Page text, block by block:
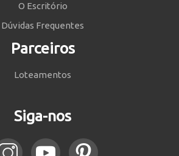
O Escritório
Dúvidas Frequentes
Parceiros
Loteamentos
Siga-nos